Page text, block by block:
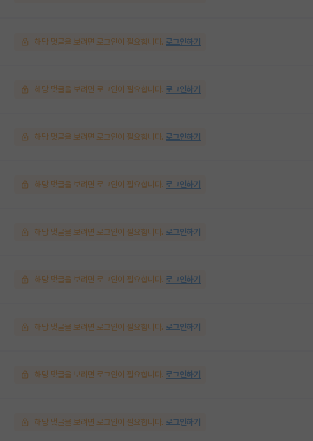
해당 댓글을 보려면 로그인이 필요합니다. 로그인하기
해당 댓글을 보려면 로그인이 필요합니다. 로그인하기
해당 댓글을 보려면 로그인이 필요합니다. 로그인하기
해당 댓글을 보려면 로그인이 필요합니다. 로그인하기
해당 댓글을 보려면 로그인이 필요합니다. 로그인하기
해당 댓글을 보려면 로그인이 필요합니다. 로그인하기
해당 댓글을 보려면 로그인이 필요합니다. 로그인하기
해당 댓글을 보려면 로그인이 필요합니다. 로그인하기
해당 댓글을 보려면 로그인이 필요합니다. 로그인하기